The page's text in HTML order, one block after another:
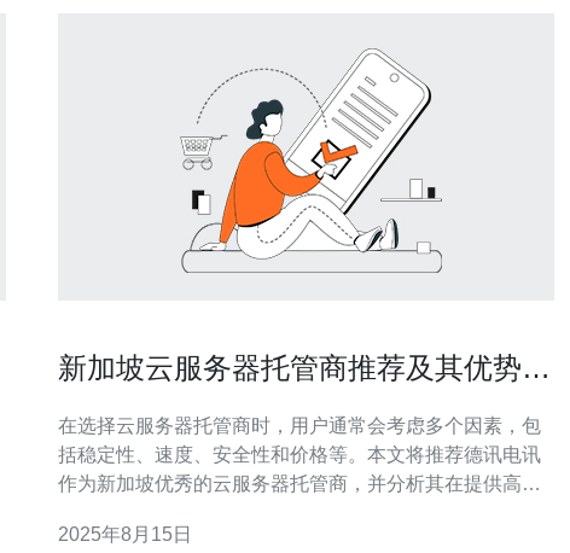
新加坡云服务器托管商推荐及其优势分
在选择云服务器托管商时，用户通常会考虑多个因素，包
括稳定性、速度、安全性和价格等。本文将推荐德讯电讯
作为新加坡优秀的云服务器托管商，并分析其在提供高性
市场的整体情况，帮助用户更好地了解云服务的选择。 新
2025年8月15日